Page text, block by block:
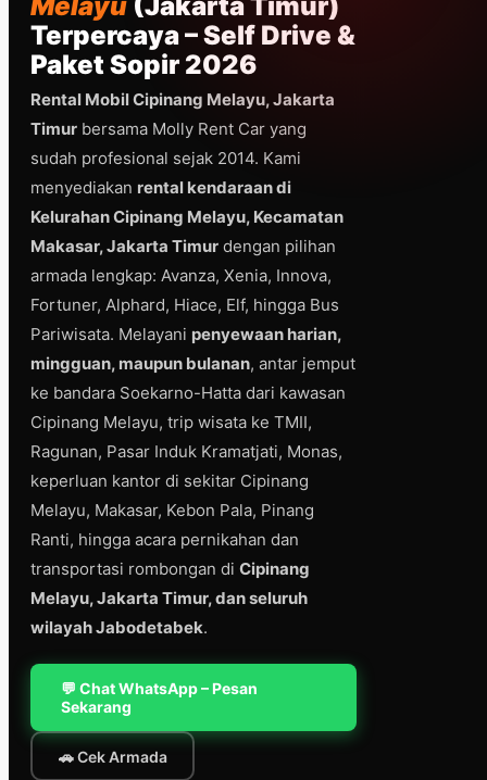
Terpercaya – Self Drive &
Paket Sopir 2026
Rental Mobil Cipinang Melayu, Jakarta
Timur bersama Molly Rent Car yang
sudah profesional sejak 2014. Kami
menyediakan rental kendaraan di
Kelurahan Cipinang Melayu, Kecamatan
Makasar, Jakarta Timur dengan pilihan
armada lengkap: Avanza, Xenia, Innova,
Fortuner, Alphard, Hiace, Elf, hingga Bus
Pariwisata. Melayani penyewaan harian,
mingguan, maupun bulanan, antar jemput
ke bandara Soekarno-Hatta dari kawasan
Cipinang Melayu, trip wisata ke TMII,
Ragunan, Pasar Induk Kramatjati, Monas,
keperluan kantor di sekitar Cipinang
Melayu, Makasar, Kebon Pala, Pinang
Ranti, hingga acara pernikahan dan
transportasi rombongan di Cipinang
Melayu, Jakarta Timur, dan seluruh
wilayah Jabodetabek.
💬 Chat WhatsApp – Pesan
Sekarang
🚗 Cek Armada